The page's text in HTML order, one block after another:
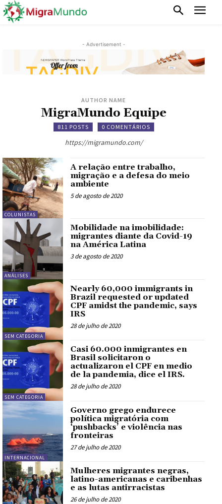
- Advertisement -
AUTHOR NAME
MigraMundo Equipe
811 POSTS 0 COMENTÁRIOS
https://migramundo.com/
COLUNISTAS
A relação entre trabalho,
migração e a defesa do meio
ambiente
5 de agosto de 2020
ANÁLISES
Mobilidade na imobilidade:
migrantes diante da Covid-19
na América Latina
3 de agosto de 2020
SEM CATEGORIA
Nearly 60,000 immigrants in
Brazil requested or updated
CPF amidst the pandemic, says
IRS
28 de julho de 2020
SEM CATEGORIA
Casi 60.000 inmigrantes en
Brasil solicitaron o
actualizaron el CPF en medio
de la pandemia, dice el IRS.
28 de julho de 2020
INTERNACIONAL
Governo grego endurece
política migratória com
‘pushbacks’ e violência nas
fronteiras
27 de julho de 2020
Mulheres migrantes negras,
latino-americanas e caribenhas
e as lutas antirracistas
26 de julho de 2020